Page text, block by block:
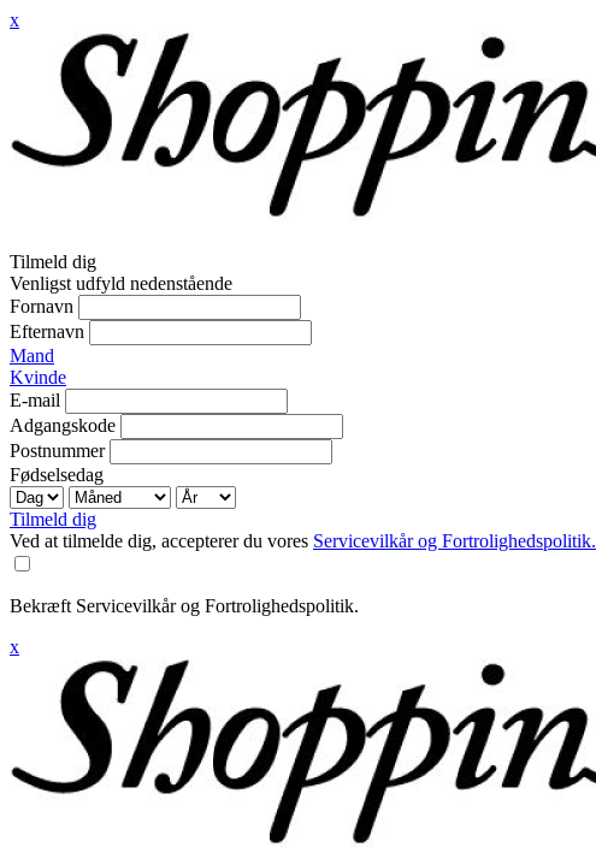
x
Tilmeld dig
Venligst udfyld nedenstående
Fornavn
Efternavn
Mand
Kvinde
E-mail
Adgangskode
Postnummer
Fødselsedag
Tilmeld dig
Ved at tilmelde dig, accepterer du vores Servicevilkår og Fortrolighedspolitik.
Bekræft Servicevilkår og Fortrolighedspolitik.
x